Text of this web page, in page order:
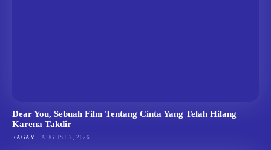
Dear You, Sebuah Film Tentang Cinta Yang Telah Hilang
Karena Takdir
RAGAM AUGUST 7, 2026